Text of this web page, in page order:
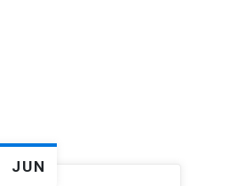
JUN